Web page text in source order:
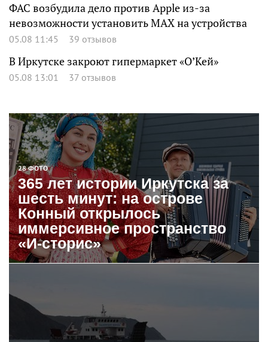
ФАС возбудила дело против Apple из-за
невозможности установить MAX на устройства
05.08 11:45 39 отзывов
В Иркутске закроют гипермаркет «О’Кей»
05.08 13:01 37 отзывов
28 ФОТО
365 лет истории Иркутска за
шесть минут: на острове
Конный открылось
иммерсивное пространство
«И-сторис»